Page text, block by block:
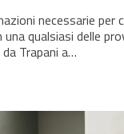
necessarie per
una qualsiasi delle
Trapani a…